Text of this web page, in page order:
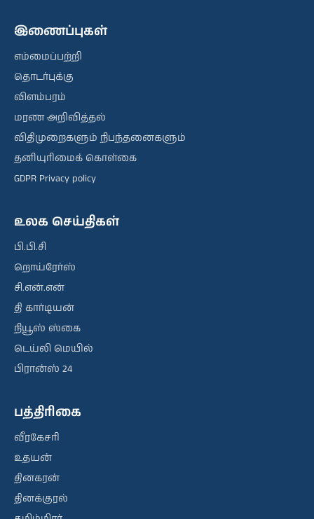
இணைப்புகள்
எம்மைப்பற்றி
தொடர்புக்கு
விளம்பரம்
மரண அறிவித்தல்
விதிமுறைகளும் நிபந்தனைகளும்
தனியுரிமைக் கொள்கை
GDPR Privacy policy
உலக செய்திகள்
பி.பி.சி
றொய்ரேர்ஸ்
சி.என்.என்
தி கார்டியன்
நியூஸ் ஸ்கை
டெய்லி மெயில்
பிரான்ஸ் 24
பத்திரிகை
வீரகேசரி
உதயன்
தினகரன்
தினக்குரல்